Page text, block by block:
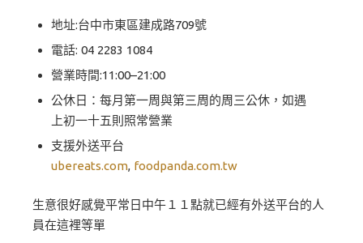
地址:台中市東區建成路709號
電話: 04 2283 1084
營業時間:11:00–21:00
公休日：每月第一周與第三周的周三公休，如遇
上初一十五則照常營業
支援外送平台
ubereats.com, foodpanda.com.tw
生意很好感覺平常日中午１１點就已經有外送平台的人
員在這裡等單